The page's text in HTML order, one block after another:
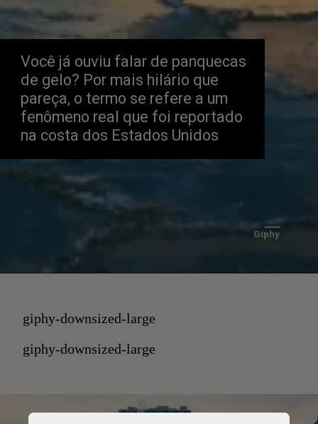
Você já ouviu falar de panquecas
de gelo? Por mais hilário que
pareça, o termo se refere a um
fenômeno real que foi reportado
na costa dos Estados Unidos
Giphy
giphy-downsized-large
giphy-downsized-large